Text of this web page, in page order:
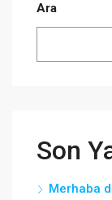
Ara
Son
Merhaba